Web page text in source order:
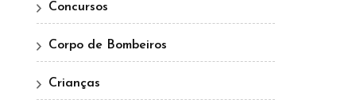
Concursos
Corpo de Bombeiros
Crianças